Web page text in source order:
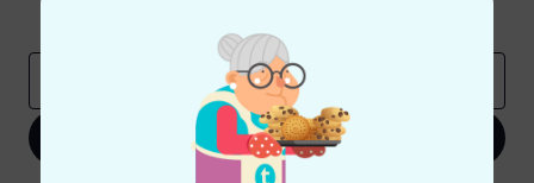
Jetzt anmelden